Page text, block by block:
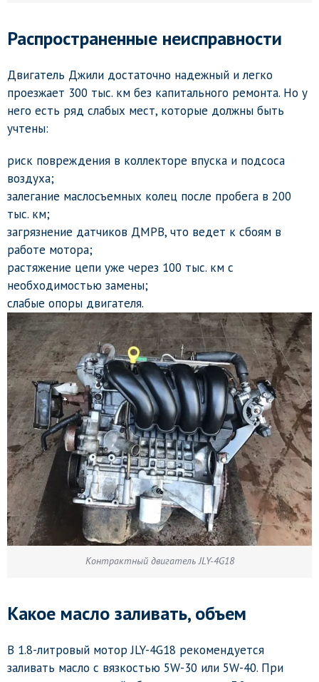
Распространенные неисправности
Двигатель Джили достаточно надежный и легко
проезжает 300 тыс. км без капитального ремонта. Но у
него есть ряд слабых мест, которые должны быть
учтены:
риск повреждения в коллекторе впуска и подсоса
воздуха;
залегание маслосъемных колец после пробега в 200
тыс. км;
загрязнение датчиков ДМРВ, что ведет к сбоям в
работе мотора;
растяжение цепи уже через 100 тыс. км с
необходимостью замены;
слабые опоры двигателя.
Контрактный двигатель JLY-4G18
Какое масло заливать, объем
В 1.8-литровый мотор JLY-4G18 рекомендуется
заливать масло с вязкостью 5W-30 или 5W-40. При